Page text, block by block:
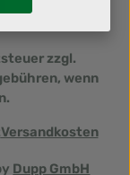
zzgl.
wenn
Dupp GmbH
Versandkosten